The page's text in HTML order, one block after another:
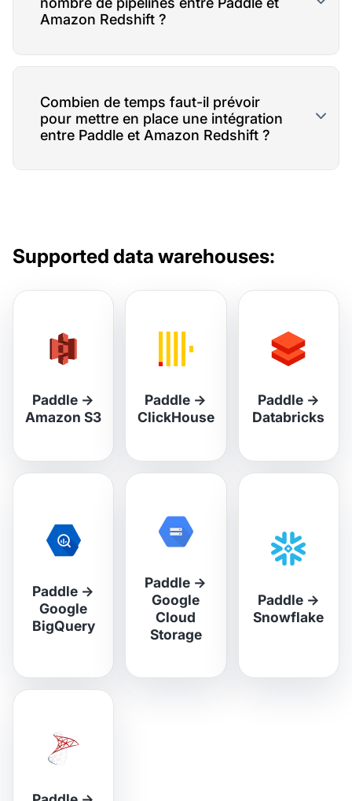
Amazon Redshift ?
Combien de temps faut-il prévoir
pour mettre en place une intégration
entre Paddle et Amazon Redshift ?
Supported data warehouses:
Paddle →
Amazon S3
Paddle →
ClickHouse
Paddle→
Databricks
Paddle →
Google
BigQuery
Paddle →
Google
Cloud
Storage
Paddle→
Snowflake